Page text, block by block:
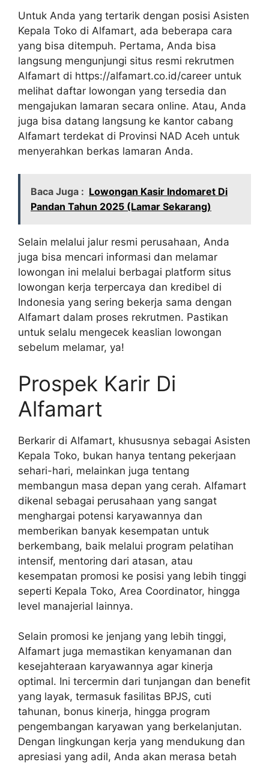
Untuk Anda yang tertarik dengan posisi Asisten
Kepala Toko di Alfamart, ada beberapa cara
yang bisa ditempuh. Pertama, Anda bisa
langsung mengunjungi situs resmi rekrutmen
Alfamart di https://alfamart.co.id/career untuk
melihat daftar lowongan yang tersedia dan
mengajukan lamaran secara online. Atau, Anda
juga bisa datang langsung ke kantor cabang
Alfamart terdekat di Provinsi NAD Aceh untuk
menyerahkan berkas lamaran Anda.
Baca Juga : Lowongan Kasir Indomaret Di
Pandan Tahun 2025 (Lamar Sekarang)
Selain melalui jalur resmi perusahaan, Anda
juga bisa mencari informasi dan melamar
lowongan ini melalui berbagai platform situs
lowongan kerja terpercaya dan kredibel di
Indonesia yang sering bekerja sama dengan
Alfamart dalam proses rekrutmen. Pastikan
untuk selalu mengecek keaslian lowongan
sebelum melamar, ya!
Prospek Karir Di
Alfamart
Berkarir di Alfamart, khususnya sebagai Asisten
Kepala Toko, bukan hanya tentang pekerjaan
sehari-hari, melainkan juga tentang
membangun masa depan yang cerah. Alfamart
dikenal sebagai perusahaan yang sangat
menghargai potensi karyawannya dan
memberikan banyak kesempatan untuk
berkembang, baik melalui program pelatihan
intensif, mentoring dari atasan, atau
kesempatan promosi ke posisi yang lebih tinggi
seperti Kepala Toko, Area Coordinator, hingga
level manajerial lainnya.
Selain promosi ke jenjang yang lebih tinggi,
Alfamart juga memastikan kenyamanan dan
kesejahteraan karyawannya agar kinerja
optimal. Ini tercermin dari tunjangan dan benefit
yang layak, termasuk fasilitas BPJS, cuti
tahunan, bonus kinerja, hingga program
pengembangan karyawan yang berkelanjutan.
Dengan lingkungan kerja yang mendukung dan
apresiasi yang adil, Anda akan merasa betah